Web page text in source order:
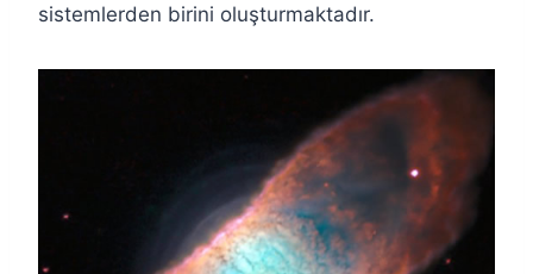
sistemlerden birini oluşturmaktadır.